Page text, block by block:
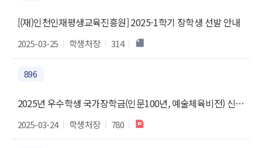
[(재)인천인재평생교육진흥원] 2025-1학기 장학생 선발 안내
2025-03-25 학생처장 314
896
2025년 우수학생 국가장학금(인문100년, 예술체육비전) 신규 장학생 사전신청 안내
2025-03-24 학생처장 780